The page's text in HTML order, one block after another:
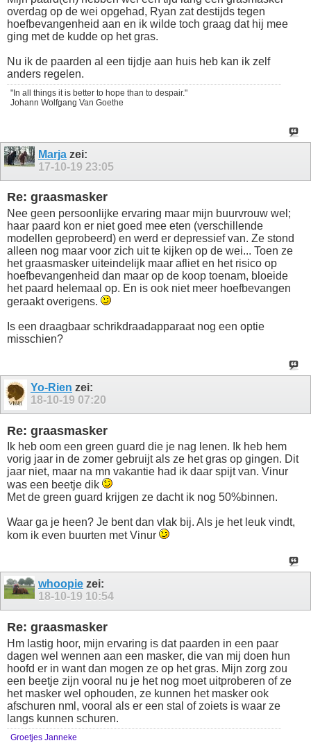
overdag op de wei opgehad, Ryan zat destijds tegen
hoefbevangenheid aan en ik wilde toch graag dat hij mee
ging met de kudde op het gras.
Nu ik de paarden al een tijdje aan huis heb kan ik zelf
anders regelen.
"In all things it is better to hope than to despair."
Johann Wolfgang Van Goethe
Marja zei:
17-10-19 23:05
Re: graasmasker
Nee geen persoonlijke ervaring maar mijn buurvrouw wel;
haar paard kon er niet goed mee eten (verschillende
modellen geprobeerd) en werd er depressief van. Ze stond
alleen nog maar voor zich uit te kijken op de wei... Toen ze
het graasmasker uiteindelijk maar afliet en het risico op
hoefbevangenheid dan maar op de koop toenam, bloeide
het paard helemaal op. En is ook niet meer hoefbevangen
geraakt overigens.
Is een draagbaar schrikdraadapparaat nog een optie
misschien?
Yo-Rien zei:
18-10-19 07:20
Re: graasmasker
Ik heb oom een green guard die je nag lenen. Ik heb hem
vorig jaar in de zomer gebruijt als ze het gras op gingen. Dit
jaar niet, maar na mn vakantie had ik daar spijt van. Vinur
was een beetje dik
Met de green guard krijgen ze dacht ik nog 50%binnen.
Waar ga je heen? Je bent dan vlak bij. Als je het leuk vindt,
kom ik even buurten met Vinur
whoopie zei:
18-10-19 10:54
Re: graasmasker
Hm lastig hoor, mijn ervaring is dat paarden in een paar
dagen wel wennen aan een masker, die van mij doen hun
hoofd er in want dan mogen ze op het gras. Mijn zorg zou
een beetje zijn vooral nu je het nog moet uitproberen of ze
het masker wel ophouden, ze kunnen het masker ook
afschuren nml, vooral als er een stal of zoiets is waar ze
langs kunnen schuren.
Groetjes Janneke